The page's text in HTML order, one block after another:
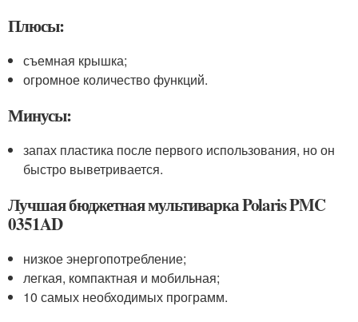
Плюсы:
съемная крышка;
огромное количество функций.
Минусы:
запах пластика после первого использования, но он
быстро выветривается.
Лучшая бюджетная мультиварка Polaris PMC
0351AD
низкое энергопотребление;
легкая, компактная и мобильная;
10 самых необходимых программ.